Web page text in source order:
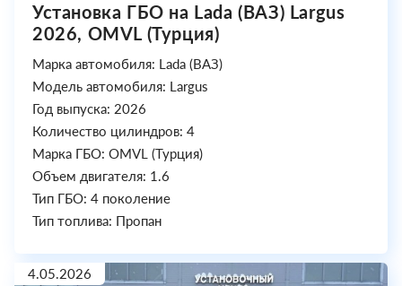
Установка ГБО на Lada (ВАЗ) Largus
2026, OMVL (Турция)
Марка автомобиля: Lada (ВАЗ)
Модель автомобиля: Largus
Год выпуска: 2026
Количество цилиндров: 4
Марка ГБО: OMVL (Турция)
Объем двигателя: 1.6
Тип ГБО: 4 поколение
Тип топлива: Пропан
4.05.2026